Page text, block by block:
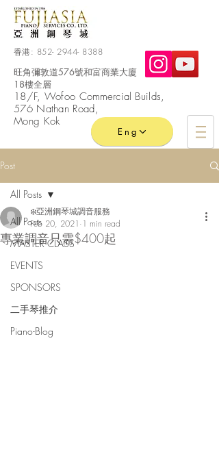
香港: 852- 2944- 8388
旺角彌敦道576號和富商業大廈
18樓全層
​18/F, Wofoo Commercial Builds,
576 Nathan Road,
Mong Kok
Eng
Post
All Posts
MASTER CLASS
EVENTS
SPONSORS
二手琴推介
Piano-Blog
All Posts
專業調音只需$400起
❄️亞洲鋼琴城調音服務
Feb 20, 2021 1 min read